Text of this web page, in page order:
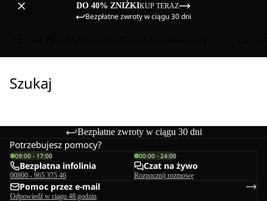
DO 40% ZNIŻKIKUP TERAZ
Bezpłatne zwroty w ciągu 30 dni
Szukaj
Bezpłatne zwroty w ciągu 30 dni
Potrzebujesz pomocy?
09:00 - 17:00
Bezpłatna infolinia
00800 - 965 375 46
00:00 - 24:00
Czat na żywo
Rozpocznij rozmowę
Pomoc przez e-mail
Odpowiedź w ciągu 48 godzin